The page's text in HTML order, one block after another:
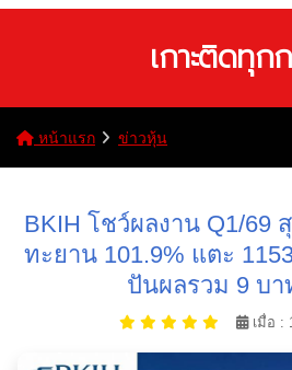
เกาะติดทุก
หน้าแรก ข่าวหุ้น
BKIH โชว์ผลงาน Q1/69
ทะยาน 101.9% แตะ
ปันผลรวม 9 บ
เมื่อ :